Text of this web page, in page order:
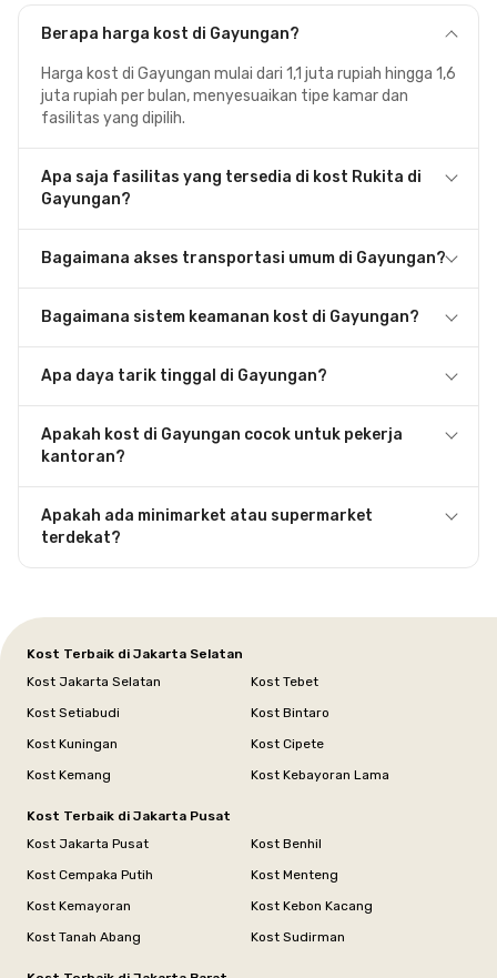
Berapa harga kost di Gayungan?
Harga kost di Gayungan mulai dari 1,1 juta rupiah hingga 1,6
juta rupiah per bulan, menyesuaikan tipe kamar dan
fasilitas yang dipilih.
Apa saja fasilitas yang tersedia di kost Rukita di
Gayungan?
Bagaimana akses transportasi umum di Gayungan?
Bagaimana sistem keamanan kost di Gayungan?
Apa daya tarik tinggal di Gayungan?
Apakah kost di Gayungan cocok untuk pekerja
kantoran?
Apakah ada minimarket atau supermarket
terdekat?
Kost Terbaik di Jakarta Selatan
Kost Jakarta Selatan
Kost Tebet
Kost Setiabudi
Kost Bintaro
Kost Kuningan
Kost Cipete
Kost Kemang
Kost Kebayoran Lama
Kost Terbaik di Jakarta Pusat
Kost Jakarta Pusat
Kost Benhil
Kost Cempaka Putih
Kost Menteng
Kost Kemayoran
Kost Kebon Kacang
Kost Tanah Abang
Kost Sudirman